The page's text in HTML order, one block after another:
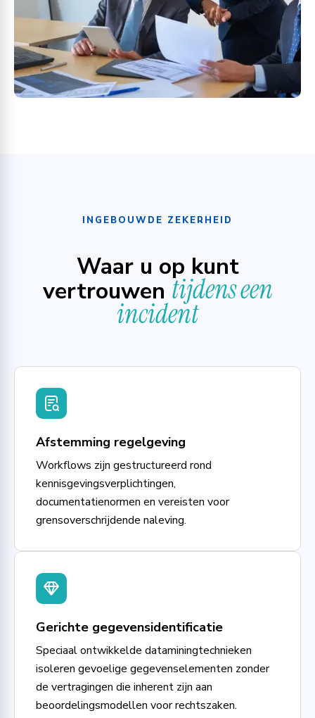
INGEBOUWDE ZEKERHEID
Waar u op kunt
vertrouwen tijdens een
incident
Afstemming regelgeving
Workflows zijn gestructureerd rond
kennisgevingsverplichtingen,
documentatienormen en vereisten voor
grensoverschrijdende naleving.
Gerichte gegevensidentificatie
Speciaal ontwikkelde dataminingtechnieken
isoleren gevoelige gegevenselementen zonder
de vertragingen die inherent zijn aan
beoordelingsmodellen voor rechtszaken.